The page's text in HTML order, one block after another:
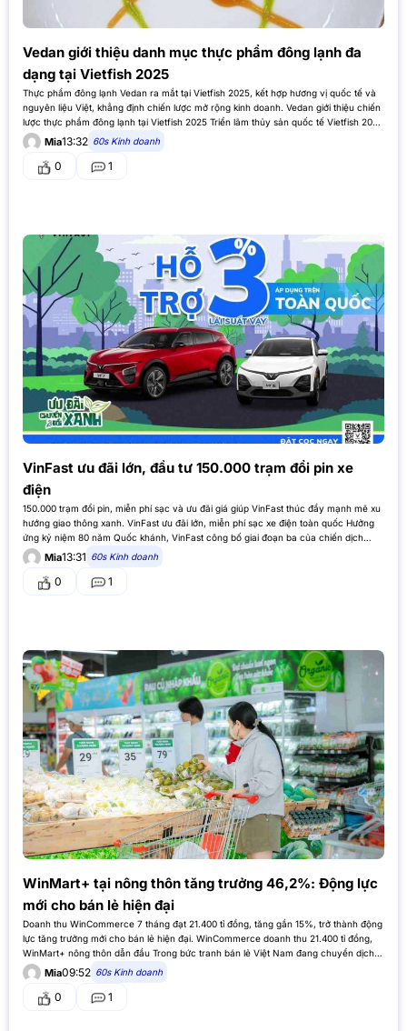
Vedan giới thiệu danh mục thực phẩm đông lạnh đa
dạng tại Vietfish 2025
Thực phẩm đông lạnh Vedan ra mắt tại Vietfish 2025, kết hợp hương vị quốc tế và
nguyên liệu Việt, khẳng định chiến lược mở rộng kinh doanh. Vedan giới thiệu chiến
lược thực phẩm đông lạnh tại Vietfish 2025 Triển lãm thủy sản quốc tế Vietfish 2025
diễn ra…
Mia13:32 60s Kinh doanh
0 1
VinFast ưu đãi lớn, đầu tư 150.000 trạm đổi pin xe
điện
150.000 trạm đổi pin, miễn phí sạc và ưu đãi giá giúp VinFast thúc đẩy mạnh mẽ xu
hướng giao thông xanh. VinFast ưu đãi lớn, miễn phí sạc xe điện toàn quốc Hưởng
ứng kỷ niệm 80 năm Quốc khánh, VinFast công bố giai đoạn ba của chiến dịch…
Mia13:31 60s Kinh doanh
0 1
WinMart+ tại nông thôn tăng trưởng 46,2%: Động lực
mới cho bán lẻ hiện đại
Doanh thu WinCommerce 7 tháng đạt 21.400 tỉ đồng, tăng gần 15%, trở thành động
lực tăng trưởng mới cho bán lẻ hiện đại. WinCommerce doanh thu 21.400 tỉ đồng,
WinMart+ nông thôn dẫn đầu Trong bức tranh bán lẻ Việt Nam đang chuyển dịch
mạnh mẽ, WinCommerce (WCM), thành…
Mia09:52 60s Kinh doanh
0 1